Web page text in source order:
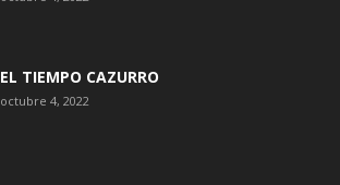
EL TIEMPO CAZURRO
octubre 4, 2022